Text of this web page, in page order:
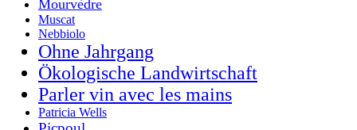
Mourvèdre
Muscat
Nebbiolo
Ohne Jahrgang
Ökologische Landwirtschaft
Parler vin avec les mains
Patricia Wells